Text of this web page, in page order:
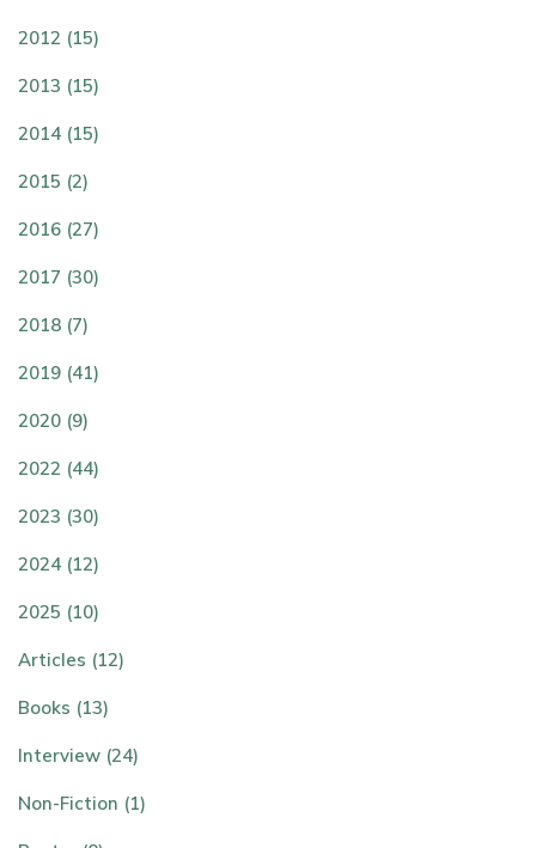
2012 (15)
2013 (15)
2014 (15)
2015 (2)
2016 (27)
2017 (30)
2018 (7)
2019 (41)
2020 (9)
2022 (44)
2023 (30)
2024 (12)
2025 (10)
Articles (12)
Books (13)
Interview (24)
Non-Fiction (1)